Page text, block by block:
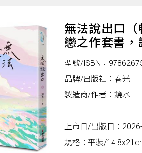
無法說出口
戀之作套書，
型號/ISBN：
品牌/出版社：春光
製造商/作者：鏡水
上市日/出版日：
規格：平裝/